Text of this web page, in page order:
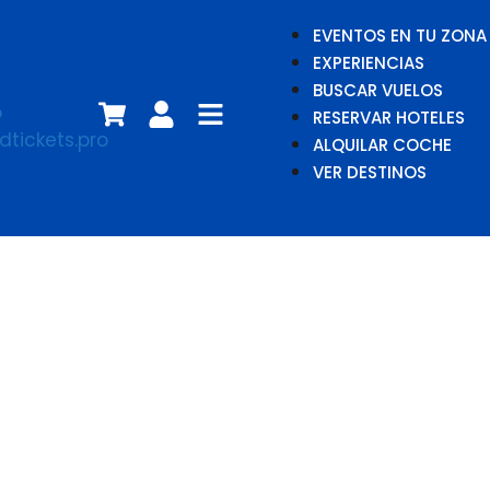
EVENTOS EN TU ZONA
EXPERIENCIAS
BUSCAR VUELOS
RESERVAR HOTELES
ALQUILAR COCHE
VER DESTINOS